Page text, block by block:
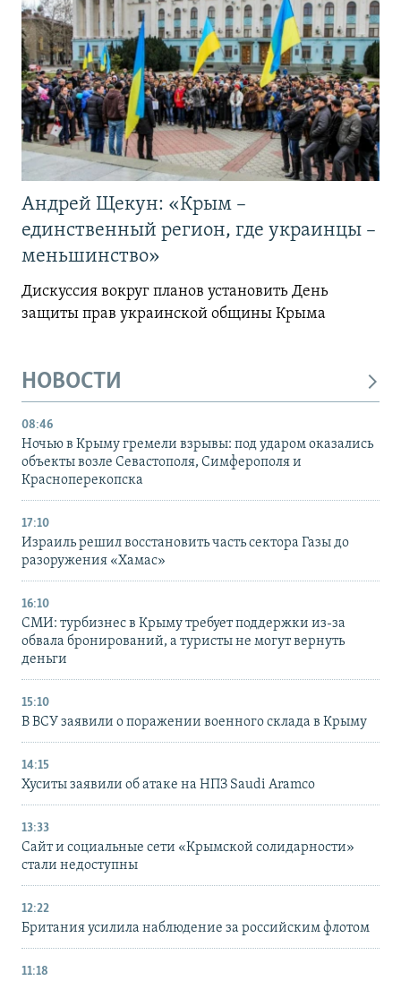
Андрей Щекун: «Крым –
единственный регион, где украинцы –
меньшинство»
Дискуссия вокруг планов установить День
защиты прав украинской общины Крыма
НОВОСТИ
08:46
Ночью в Крыму гремели взрывы: под ударом оказались
объекты возле Севастополя, Симферополя и
Красноперекопска
17:10
Израиль решил восстановить часть сектора Газы до
разоружения «Хамас»
16:10
СМИ: турбизнес в Крыму требует поддержки из-за
обвала бронирований, а туристы не могут вернуть
деньги
15:10
В ВСУ заявили о поражении военного склада в Крыму
14:15
Хуситы заявили об атаке на НПЗ Saudi Aramco
13:33
Сайт и социальные сети «Крымской солидарности»
стали недоступны
12:22
Британия усилила наблюдение за российским флотом
11:18